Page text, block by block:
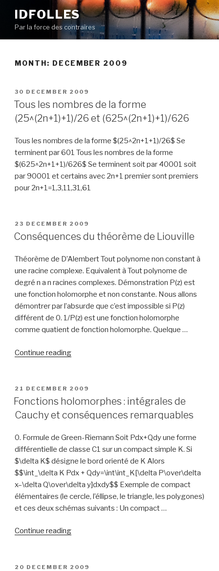
content
IDFOLLES
Par la force des contraires
MONTH: DECEMBER 2009
POSTED
ON
30 DECEMBER 2009
Tous les nombres de la forme
(25^(2n+1)+1)/26 et (625^(2n+1)+1)/626
Tous les nombres de la forme $(25^2n+1+1)/26$ Se
terminent par 601 Tous les nombres de la forme
$(625^2n+1+1)/626$ Se terminent soit par 40001 soit
par 90001 et certains avec 2n+1 premier sont premiers
pour 2n+1=1,3,11,31,61
POSTED
ON
23 DECEMBER 2009
Conséquences du théorème de Liouville
Théorème de D’Alembert Tout polynome non constant à
une racine complexe. Equivalent à Tout polynome de
degré n a n racines complexes. Démonstration P(z) est
une fonction holomorphe et non constante. Nous allons
démontrer par l’absurde que c’est impossible si P(z)
différent de 0. 1/P(z) est une fonction holomorphe
comme quatient de fonction holomorphe. Quelque …
Continue reading“Conséquences
de
Liouville”
POSTED
ON
21 DECEMBER 2009
Fonctions holomorphes : intégrales de
Cauchy et conséquences remarquables
0. Formule de Green-Riemann Soit Pdx+Qdy une forme
différentielle de classe C1 sur un compact simple K. Si
$\delta K$ désigne le bord orienté de K Alors
$$\int_\delta K Pdx + Qdy=\int\int_K[\delta P\over\delta
x–\delta Q\over\delta y]dxdy$$ Exemple de compact
élémentaires (le cercle, l’éllipse, le triangle, les polygones)
et ces deux schémas suivants : Un compact …
Continue reading“Fonctions
intégrales
POSTED
20 DECEMBER 2009